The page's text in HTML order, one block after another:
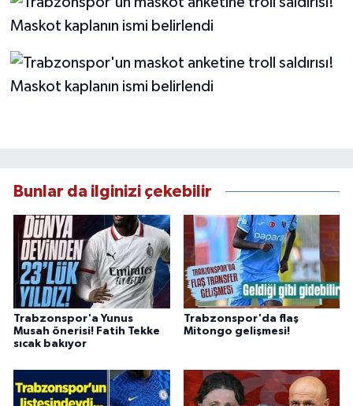
Bunlar da ilginizi çekebilir
Trabzonspor'a Yunus
Musah önerisi! Fatih Tekke
sıcak bakıyor
Trabzonspor'da flaş
Mitongo gelişmesi!